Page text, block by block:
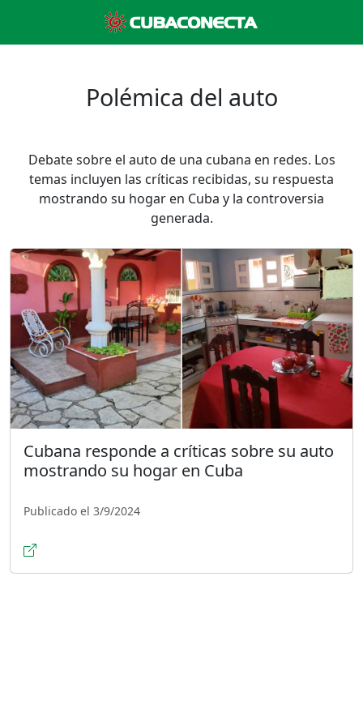
Polémica del auto
Debate sobre el auto de una cubana en redes. Los
temas incluyen las críticas recibidas, su respuesta
mostrando su hogar en Cuba y la controversia
generada.
Cubana responde a críticas sobre su auto
mostrando su hogar en Cuba
Publicado el 3/9/2024